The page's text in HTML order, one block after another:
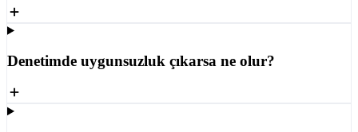
Denetimde uygunsuzluk çıkarsa ne olur?